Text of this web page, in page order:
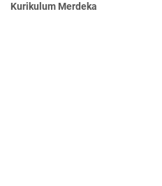
Kurikulum Merdeka